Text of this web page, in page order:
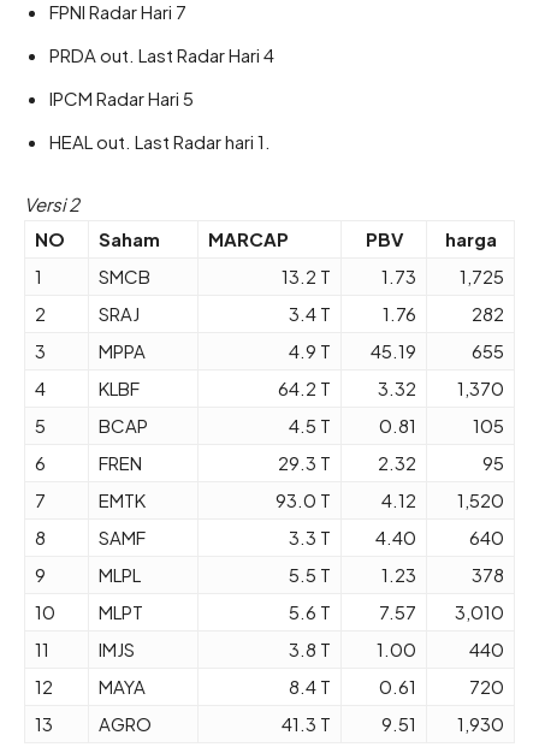
FPNI Radar Hari 7
PRDA out. Last Radar Hari 4
IPCM Radar Hari 5
HEAL out. Last Radar hari 1.
Versi 2
NO
Saham MARCAP PBV
harga
1
SMCB 13.2 T 1.73
1,725
2
SRAJ 3.4 T 1.76
282
3
MPPA 4.9 T 45.19
655
4
KLBF 64.2 T 3.32
1,370
5
BCAP 4.5 T 0.81
105
6
FREN 29.3 T 2.32
95
7
EMTK 93.0 T 4.12
1,520
8
SAMF 3.3 T 4.40
640
9
MLPL 5.5 T 1.23
378
10
MLPT 5.6 T 7.57
3,010
11
IMJS 3.8 T 1.00
440
12
MAYA 8.4 T 0.61
720
13
AGRO 41.3 T 9.51 1,930